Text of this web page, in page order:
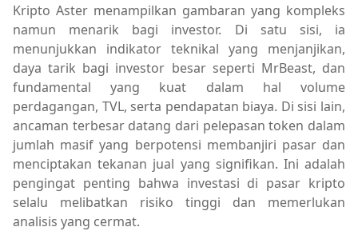
Kripto Aster menampilkan gambaran yang kompleks
namun menarik bagi investor. Di satu sisi, ia
menunjukkan indikator teknikal yang menjanjikan,
daya tarik bagi investor besar seperti MrBeast, dan
fundamental yang kuat dalam hal volume
perdagangan, TVL, serta pendapatan biaya. Di sisi lain,
ancaman terbesar datang dari pelepasan token dalam
jumlah masif yang berpotensi membanjiri pasar dan
menciptakan tekanan jual yang signifikan. Ini adalah
pengingat penting bahwa investasi di pasar kripto
selalu melibatkan risiko tinggi dan memerlukan
analisis yang cermat.